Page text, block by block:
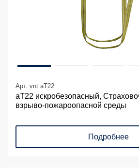
Арт. vnt aT22
аТ22 искробезопасный,
взрыво-пожароопасной среды
Подробнее